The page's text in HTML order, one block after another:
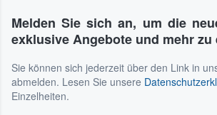
Melden Sie sich an, um die
exklusive Angebote und mehr zu
Sie können sich jederzeit über den Link in
abmelden. Lesen Sie unsere
Einzelheiten.